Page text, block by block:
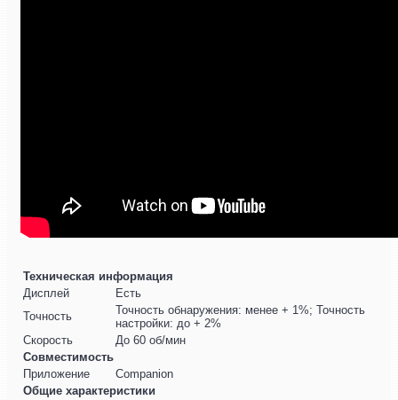
Техническая информация
Дисплей
Есть
Точность
Точность обнаружения: менее + 1%; Точность
настройки: до + 2%
Скорость
До 60 об/мин
Совместимость
Приложение
Companion
Общие характеристики